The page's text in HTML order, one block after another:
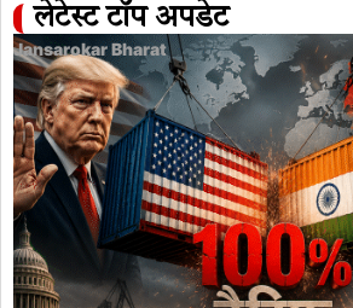
लेटेस्ट टॉप अपडेट
Jansarokar Bharat